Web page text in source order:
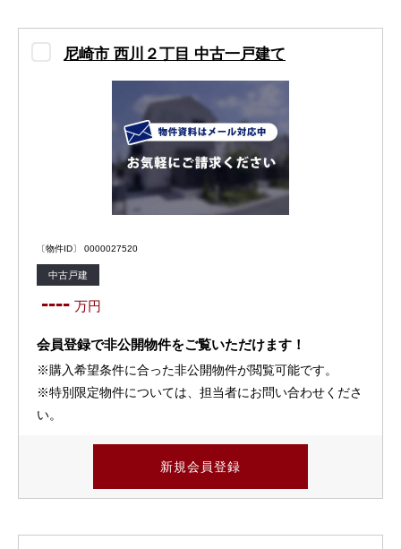
尼崎市 西川２丁目 中古一戸建て
〔物件ID〕 0000027520
中古戸建
---- 万円
会員登録で非公開物件をご覧いただけます！
※購入希望条件に合った非公開物件が閲覧可能です。
※特別限定物件については、担当者にお問い合わせくださ
い。
新規会員登録